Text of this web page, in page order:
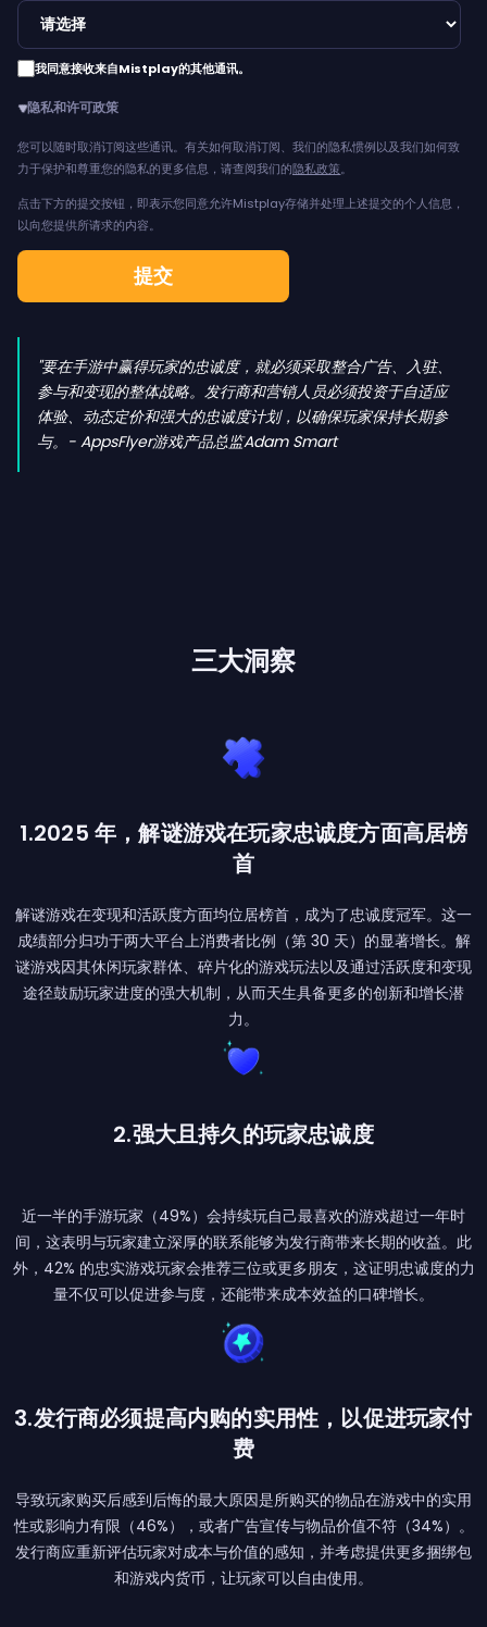
我同意接收来自Mistplay的其他通讯。
隐私和许可政策
您可以随时取消订阅这些通讯。有关如何取消订阅、我们的隐私惯例以及我们如何致
力于保护和尊重您的隐私的更多信息，请查阅我们的隐私政策。
点击下方的提交按钮，即表示您同意允许Mistplay存储并处理上述提交的个人信息，
以向您提供所请求的内容。
"要在手游中赢得玩家的忠诚度，就必须采取整合广告、入驻、
参与和变现的整体战略。发行商和营销人员必须投资于自适应
体验、动态定价和强大的忠诚度计划，以确保玩家保持长期参
与。- AppsFlyer游戏产品总监Adam Smart
三大洞察
1.2025 年，解谜游戏在玩家忠诚度方面高居榜
首
解谜游戏在变现和活跃度方面均位居榜首，成为了忠诚度冠军。这一
成绩部分归功于两大平台上消费者比例（第 30 天）的显著增长。解
谜游戏因其休闲玩家群体、碎片化的游戏玩法以及通过活跃度和变现
途径鼓励玩家进度的强大机制，从而天生具备更多的创新和增长潜
力。
2.强大且持久的玩家忠诚度
近一半的手游玩家（49%）会持续玩自己最喜欢的游戏超过一年时
间，这表明与玩家建立深厚的联系能够为发行商带来长期的收益。此
外，42% 的忠实游戏玩家会推荐三位或更多朋友，这证明忠诚度的力
量不仅可以促进参与度，还能带来成本效益的口碑增长。
3.发行商必须提高内购的实用性，以促进玩家付
费
导致玩家购买后感到后悔的最大原因是所购买的物品在游戏中的实用
性或影响力有限（46%），或者广告宣传与物品价值不符（34%）。
发行商应重新评估玩家对成本与价值的感知，并考虑提供更多捆绑包
和游戏内货币，让玩家可以自由使用。